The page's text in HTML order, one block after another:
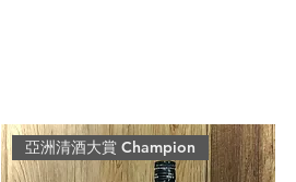
亞洲清酒大賞 Champion